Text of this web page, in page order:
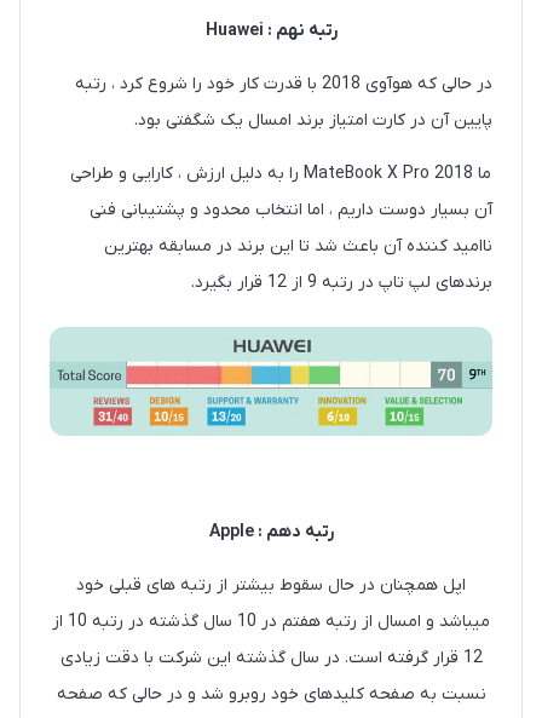
رتبه نهم : Huawei
در حالی که هوآوی 2018 با قدرت کار خود را شروع کرد ، رتبه
پایین آن در کارت امتیاز برند امسال یک شگفتی بود.
ما MateBook X Pro 2018 را به دلیل ارزش ، کارایی و طراحی
آن بسیار دوست داریم ، اما انتخاب محدود و پشتیبانی فنی
ناامید کننده آن باعث شد تا این برند در مسابقه بهترین
برندهای لپ تاپ در رتبه 9 از 12 قرار بگیرد.
رتبه دهم : Apple
اپل همچنان در حال سقوط بیشتر از رتبه های قبلی خود
میباشد و امسال از رتبه هفتم در 10 سال گذشته در رتبه 10 از
12 قرار گرفته است. در سال گذشته این شرکت با دقت زیادی
نسبت به صفحه کلیدهای خود روبرو شد و در حالی که صفحه